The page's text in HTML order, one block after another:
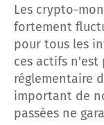
Les crypto-
fortement
pour tous les
ces actifs n'est
réglementaire
important de
passées ne